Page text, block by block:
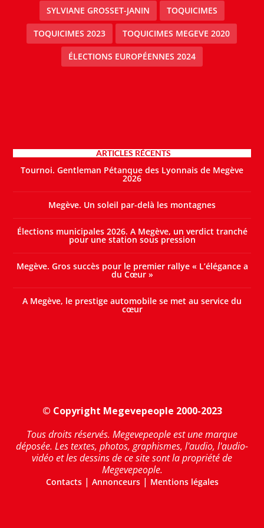
SYLVIANE GROSSET-JANIN TOQUICIMES
TOQUICIMES 2023 TOQUICIMES MEGEVE 2020
ÉLECTIONS EUROPÉENNES 2024
ARTICLES RÉCENTS
Tournoi. Gentleman Pétanque des Lyonnais de Megève
2026
Megève. Un soleil par-delà les montagnes
Élections municipales 2026. A Megève, un verdict tranché
pour une station sous pression
Megève. Gros succès pour le premier rallye « L’élégance a
du Cœur »
A Megève, le prestige automobile se met au service du
cœur
© Copyright Megevepeople 2000-2023
Tous droits réservés. Megevepeople est une marque
déposée. Les textes, photos, graphismes, l'audio, l'audio-
vidéo et les dessins de ce site sont la propriété de
Megevepeople.
Contacts| Annonceurs| Mentions légales